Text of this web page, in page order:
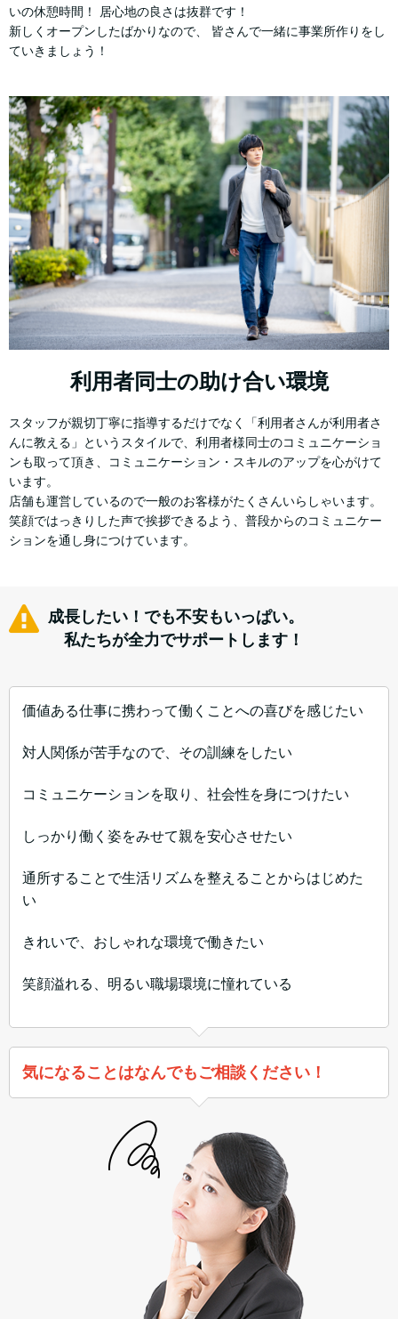
いの休憩時間！ 居心地の良さは抜群です！
新しくオープンしたばかりなので、 皆さんで一緒に事業所作りをし
ていきましょう！
利用者同士の助け合い環境
スタッフが親切丁寧に指導するだけでなく「利用者さんが利用者さ
んに教える」というスタイルで、利用者様同士のコミュニケーショ
ンも取って頂き、コミュニケーション・スキルのアップを心がけて
います。
店舗も運営しているので一般のお客様がたくさんいらしゃいます。
笑顔ではっきりした声で挨拶できるよう、普段からのコミュニケー
ションを通し身につけています。
成長したい！でも不安もいっぱい。
私たちが全力でサポートします！
価値ある仕事に携わって働くことへの喜びを感じたい
対人関係が苦手なので、その訓練をしたい
コミュニケーションを取り、社会性を身につけたい
しっかり働く姿をみせて親を安心させたい
通所することで生活リズムを整えることからはじめた
い
きれいで、おしゃれな環境で働きたい
笑顔溢れる、明るい職場環境に憧れている
気になることはなんでもご相談ください！